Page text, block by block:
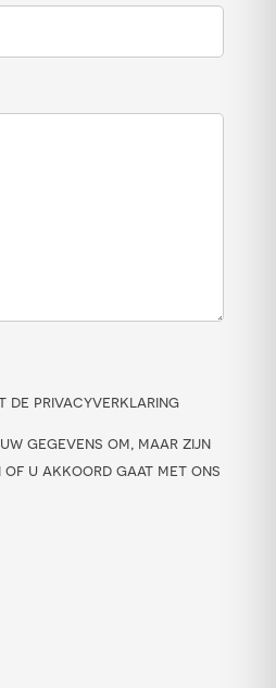
de privacyverklaring
gegevens om, maar zijn
u akkoord gaat met ons